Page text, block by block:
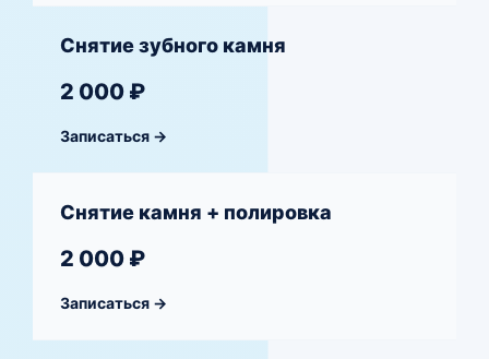
Снятие зубного камня
2 000 ₽
Записаться →
Снятие камня + полировка
2 000 ₽
Записаться →